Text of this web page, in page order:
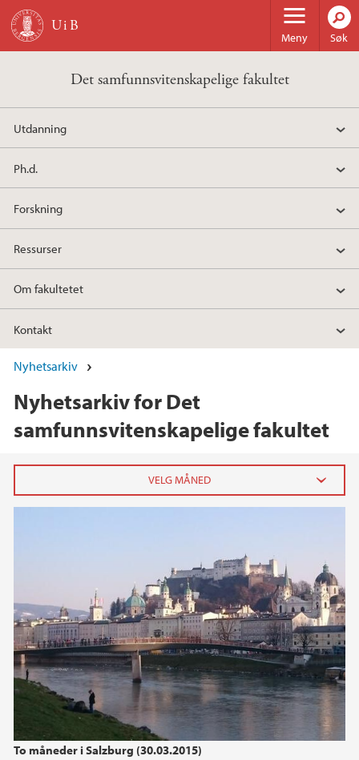
Hopp til hovedinnhold
Meny Søk
Det samfunnsvitenskapelige fakultet
Utdanning
Ph.d.
Forskning
Ressurser
Om fakultetet
Kontakt
Nyhetsarkiv
Nyhetsarkiv for Det
samfunnsvitenskapelige fakultet
To måneder i Salzburg (30.03.2015)
mai (4)
april (5)
mars (4)
februar (3)
januar (6)
2025
2024